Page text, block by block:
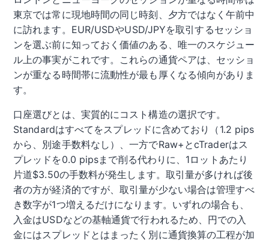
東京では常に現地時間の同じ時刻、夕方ではなく午前中
に訪れます。EUR/USDやUSD/JPYを取引するセッショ
ンを選ぶ前に知っておく価値のある、唯一のスケジュー
ル上の事実がこれです。これらの通貨ペアは、セッショ
ンが重なる時間帯に流動性が最も厚くなる傾向がありま
す。
口座選びとは、実質的にコスト構造の選択です。
Standardはすべてをスプレッドに含めており（1.2 pips
から、別途手数料なし）、一方でRaw+とcTraderはス
プレッドを0.0 pipsまで削る代わりに、1ロットあたり
片道$3.50の手数料が発生します。取引量が多ければ後
者の方が経済的ですが、取引量が少ない場合は管理すべ
き数字が1つ増えるだけになります。いずれの場合も、
入金はUSDなどの基軸通貨で行われるため、円での入
金にはスプレッドとはまったく別に通貨換算の工程が加